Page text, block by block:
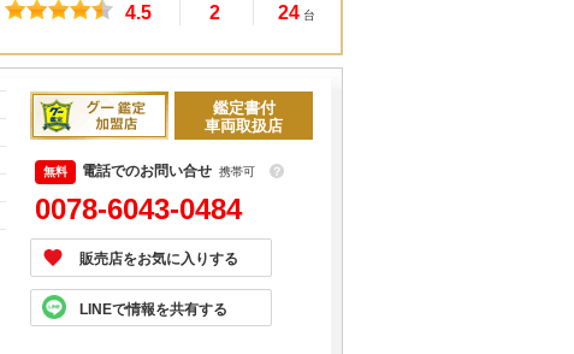
4.5 2 24 台
鑑定書付
車両取扱店
電話でのお問い合せ 携帯可 ？
0078-6043-0484
販売店をお気に入りする
LINEで情報を共有する